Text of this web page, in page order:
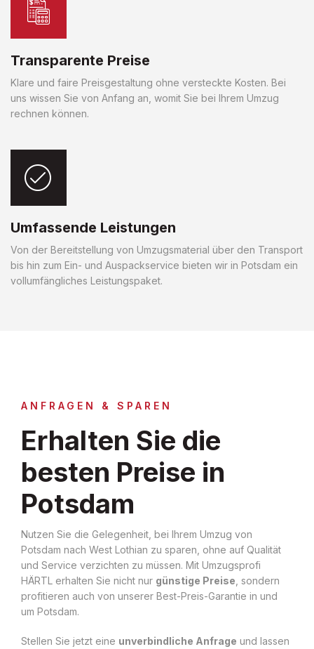
Transparente Preise
Klare und faire Preisgestaltung ohne versteckte Kosten. Bei
uns wissen Sie von Anfang an, womit Sie bei Ihrem Umzug
rechnen können.
Umfassende Leistungen
Von der Bereitstellung von Umzugsmaterial über den Transport
bis hin zum Ein- und Auspackservice bieten wir in Potsdam ein
vollumfängliches Leistungspaket.
ANFRAGEN & SPAREN
Erhalten Sie die
besten Preise in
Potsdam
Nutzen Sie die Gelegenheit, bei Ihrem Umzug von
Potsdam nach West Lothian zu sparen, ohne auf Qualität
und Service verzichten zu müssen. Mit Umzugsprofi
HÄRTL erhalten Sie nicht nur günstige Preise , sondern
profitieren auch von unserer Best-Preis-Garantie in und
um Potsdam.
Stellen Sie jetzt eine unverbindliche Anfrage und lassen